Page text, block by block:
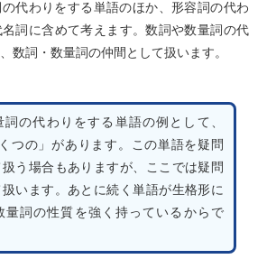
代わりをする単語のほか、形容詞の代わ
詞に含めて考えます。数詞や数量詞の代
数詞・数量詞の仲間として扱います。
の代わりをする単語の例として、
くつの」があります。この単語を疑問
う場合もありますが、ここでは疑問
います。あとに続く単語が生格形に
量詞の性質を強く持っているからで